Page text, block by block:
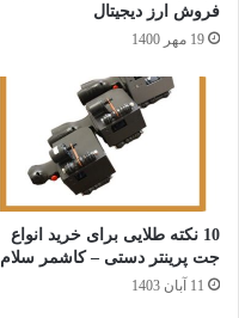
فروش ارز دیجیتال
19 مهر 1400
10 نکته طلایی برای خرید انواع
جت پرینتر دستی – کاشمر سلام
11 آبان 1403